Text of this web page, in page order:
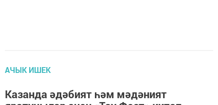
АЧЫК ИШЕК
Казанда әдәбият һәм мәдәният